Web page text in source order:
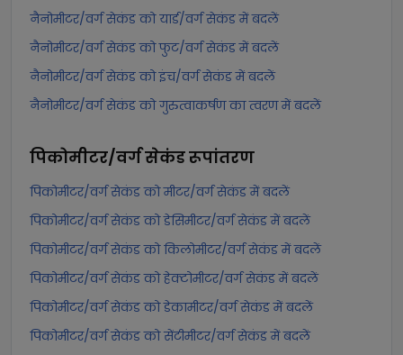
नैनोमीटर/वर्ग सेकंड को यार्ड/वर्ग सेकंड में बदलें
नैनोमीटर/वर्ग सेकंड को फुट/वर्ग सेकंड में बदलें
नैनोमीटर/वर्ग सेकंड को इंच/वर्ग सेकंड में बदलें
नैनोमीटर/वर्ग सेकंड को गुरुत्वाकर्षण का त्वरण में बदलें
पिकोमीटर/वर्ग सेकंडरूपांतरण
पिकोमीटर/वर्ग सेकंड को मीटर/वर्ग सेकंड में बदलें
पिकोमीटर/वर्ग सेकंड को डेसिमीटर/वर्ग सेकंड में बदलें
पिकोमीटर/वर्ग सेकंड को किलोमीटर/वर्ग सेकंड में बदलें
पिकोमीटर/वर्ग सेकंड को हेक्टोमीटर/वर्ग सेकंड में बदलें
पिकोमीटर/वर्ग सेकंड को डेकामीटर/वर्ग सेकंड में बदलें
पिकोमीटर/वर्ग सेकंड को सेंटीमीटर/वर्ग सेकंड में बदलें